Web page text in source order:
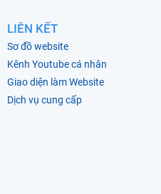
LIÊN KẾT
Sơ đồ website
Kênh Youtube cá nhân
Giao diện làm Website
Dịch vụ cung cấp